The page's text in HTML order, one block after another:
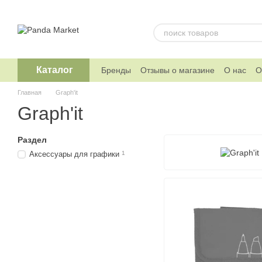
Каталог Бренды Отзывы о магазине О нас
Telegram канал магазина
Главная Graph'it
Graph'it
Раздел
Аксессуары для графики 1